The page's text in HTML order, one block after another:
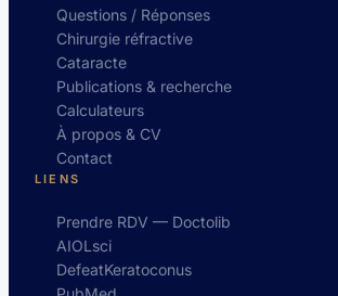
Questions / Réponses
Chirurgie réfractive
Cataracte
Publications & recherche
Calculateurs
À propos & CV
Contact
LIENS
Prendre RDV — Doctolib
AIOLsci
DefeatKeratoconus